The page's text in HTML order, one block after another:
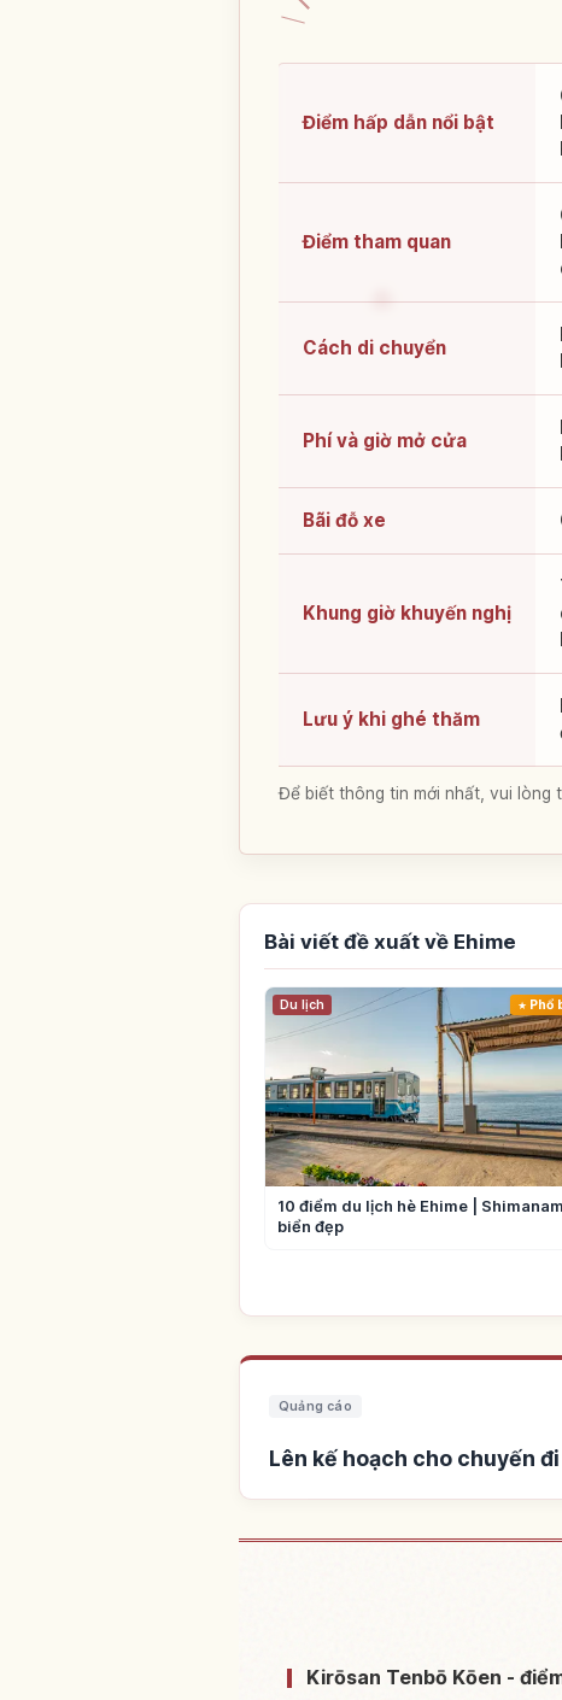
Điểm hấp dẫn nổi bật
Điểm tham quan
Cách di chuyển
Phí và giờ mở cửa
Bãi đỗ xe
Khung giờ khuyến nghị
Lưu ý khi ghé thăm
Để biết thông tin mới nhất, vui lòng
Bài viết đề xuất về Ehime
Du lịch Phổ
10 điểm du lịch hè Ehime |
biển đẹp
Quảng cáo
Lên kế hoạch cho chuyến
Kirōsan Tenbō Kōen -